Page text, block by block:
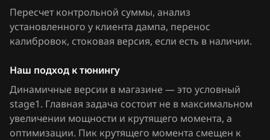
FAW
Fiat
Forthing
Foton
GAC
37805-RB2-G010_37805-RB2-G020
37805-RB2-G110_37805-RB2-G110(G120)
37805-RB7-Q540_37805-RB7-Q540
37805-RE0-J110_37805-RE0-J120
37805-RE0-J510_37805-RE0-J540
Пересчет контрольной суммы, анализ
установленного у клиента дампа, перенос
калибровок, стоковая версия, если есть в наличии.
Наш подход к тюнингу
Динамичные версии в магазине — это условный
stage1. Главная задача состоит не в максимальном
увеличении мощности и крутящего момента, а
оптимизации. Пик крутящего момента смещен к